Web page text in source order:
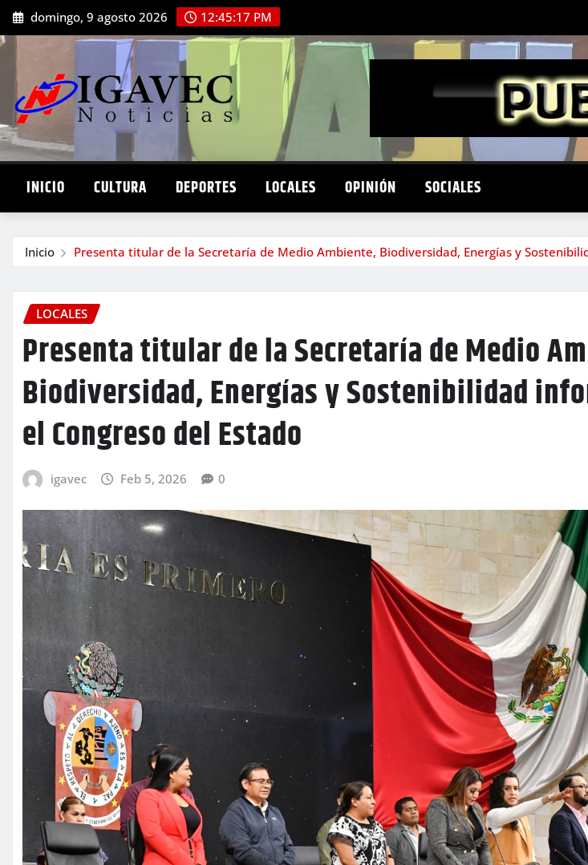
Saltar
al
contenido
domingo, 9 agosto 2026 12:45:19 PM
INICIO CULTURA DEPORTES LOCALES OPINIÓN SOCIALES
Inicio Presenta titular de la Secretaría de Medio Ambiente, Biodiversidad, Energías y
LOCALES
Presenta titular de la Secretaría de Medio
Biodiversidad, Energías y Sostenibilidad
el Congreso del Estado
igavec Feb 5, 2026 0